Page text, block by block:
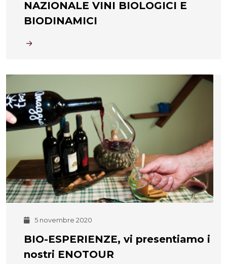
NAZIONALE VINI BIOLOGICI E
BIODINAMICI
5 novembre 2020
BIO-ESPERIENZE, vi presentiamo i
nostri ENOTOUR